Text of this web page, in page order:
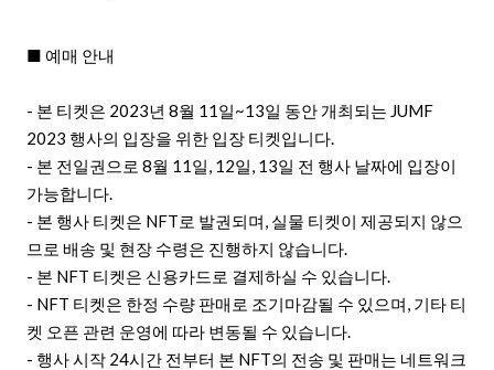
■ 예매 안내
- 본 티켓은 2023년 8월 11일~13일 동안 개최되는 JUMF
2023 행사의 입장을 위한 입장 티켓입니다.
- 본 전일권으로 8월 11일, 12일, 13일 전 행사 날짜에 입장이
가능합니다.
- 본 행사 티켓은 NFT로 발권되며, 실물 티켓이 제공되지 않으
므로 배송 및 현장 수령은 진행하지 않습니다.
- 본 NFT 티켓은 신용카드로 결제하실 수 있습니다.
- NFT 티켓은 한정 수량 판매로 조기마감될 수 있으며, 기타 티
켓 오픈 관련 운영에 따라 변동될 수 있습니다.
- 행사 시작 24시간 전부터 본 NFT의 전송 및 판매는 네트워크